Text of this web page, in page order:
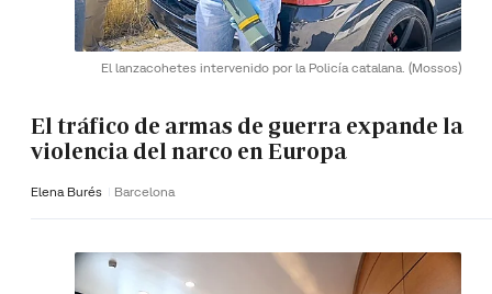
El lanzacohetes intervenido por la Policía catalana. (Mossos)
El tráfico de armas de guerra expande la
violencia del narco en Europa
Elena Burés Barcelona